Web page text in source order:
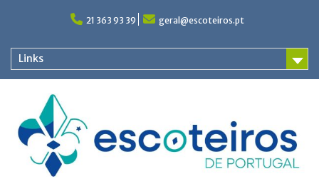
21 363 93 39 geral@escoteiros.pt
Links